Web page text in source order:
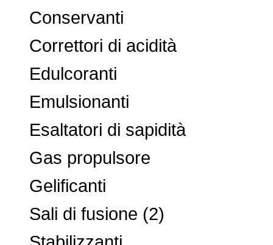
Conservanti
Correttori di acidità
Edulcoranti
Emulsionanti
Esaltatori di sapidità
Gas propulsore
Gelificanti
Sali di fusione (2)